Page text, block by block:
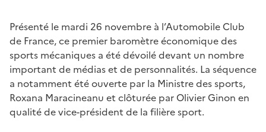
Présenté le mardi 26 novembre à l’Automobile Club
de France, ce premier baromètre économique des
sports mécaniques a été dévoilé devant un nombre
important de médias et de personnalités. La séquence
a notamment été ouverte par la Ministre des sports,
Roxana Maracineanu et clôturée par Olivier Ginon en
qualité de vice-président de la filière sport.